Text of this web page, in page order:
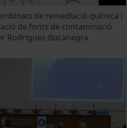
de remediació química i
de fonts de contaminació
Rodríguez-Bocanegra